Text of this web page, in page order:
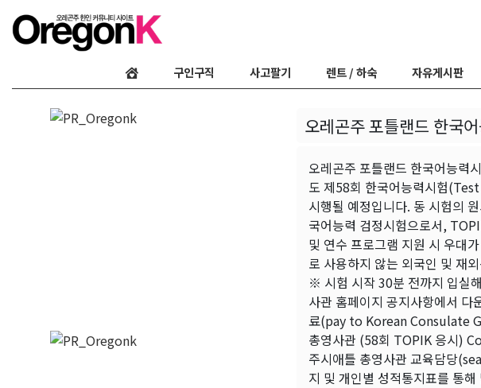
구인구직 사고팔기 렌트 / 하숙 자유게시판
오레곤주 포틀랜드 한국
오레곤주 포틀랜드 한국어능력
도 제58회 한국어능력시험
시행될 예정입니다. 동 시험의
국어능력 검정시험으로서,
및 연수 프로그램 지원 시 우대
로 사용하지 않는 외국인 및
※ 시험 시작 30분 전까지 입실
사관 홈페이지 공지사항에서
료(pay to Korean Consulate
총영사관 (58회 TOPIK 응시)
주시애틀 총영사관 교육담당
지 및 개인별 성적통지표를 통